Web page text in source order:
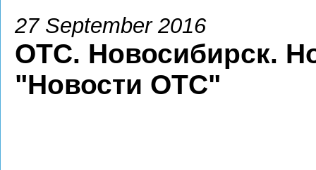
27 September 2016
ОТС. Новосибирск.
"Новости ОТС"